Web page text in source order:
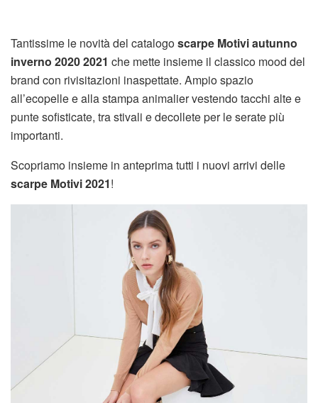
Tantissime le novità del catalogoscarpe Motivi autunno
inverno 2020 2021 che mette insieme il classico mood del
brand con rivisitazioni inaspettate. Ampio spazio
all’ecopelle e alla stampa animalier vestendo tacchi alte e
punte sofisticate, tra stivali e decollete per le serate più
importanti.
Scopriamo insieme in anteprima tutti i nuovi arrivi delle
scarpe Motivi 2021!